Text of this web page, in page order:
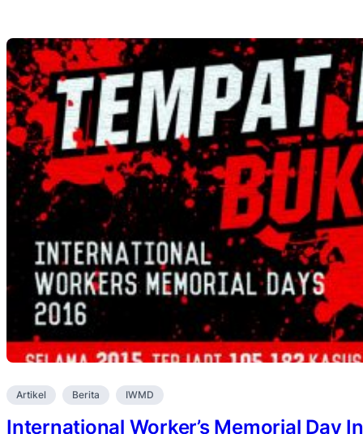
Artikel Berita IWMD
International Worker’s Memorial Day